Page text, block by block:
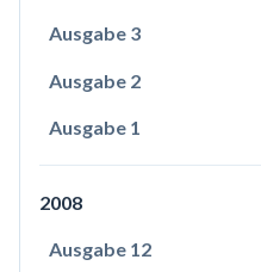
Ausgabe 3
Ausgabe 2
Ausgabe 1
2008
Ausgabe 12